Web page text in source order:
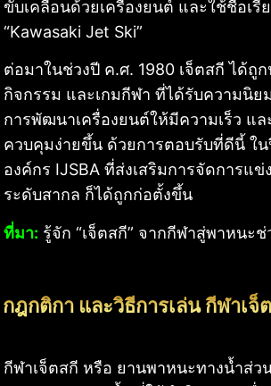
ขับเคลื่อนด้วยเครื่องยนต์ และใช้ชื่อเรี
“Kawasaki Jet Ski”
ต่อมาในช่วงปี ค.ศ. 1980 เจ็ตสกี ได้ถูก
กิจกรรม และเกมกีฬา ที่ได้รับความนิย
การพัฒนาเครื่องยนต์ให้มีความเร็ว แล
ควบคุมง่ายขึ้น ด้วยการตอบรับที่ดีนี้ ใน
องค์กร IJSBA ที่ส่งเสริมการจัดการแข่
ระดับสากล ก็ได้ถูกก่อตั้งขึ้น
ที่มา: รู้จัก “เจ็ตสกี” จากกีฬาสู่พาหนะ
กฎกติกา และวิธีการเล่น กีฬาเจ็
กีฬาเจ็ตสกี หรือ ยานพาหนะทางน้ำส่ว